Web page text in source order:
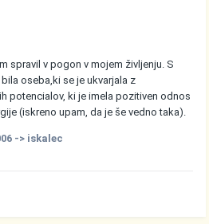
spravil v pogon v mojem življenju. S
oseba,ki se je ukvarjala z
potencialov, ki je imela pozitiven odnos
(iskreno upam, da je še vedno taka).
-> iskalec